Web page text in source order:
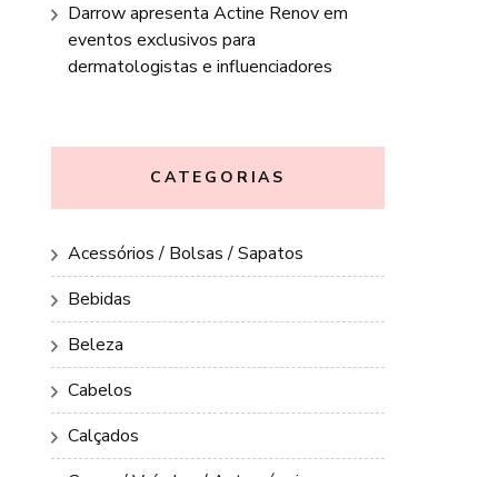
Darrow apresenta Actine Renov em
eventos exclusivos para
dermatologistas e influenciadores
CATEGORIAS
Acessórios / Bolsas / Sapatos
Bebidas
Beleza
Cabelos
Calçados